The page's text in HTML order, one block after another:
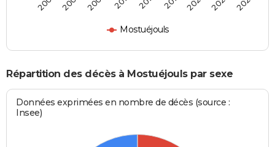
Mostuéjouls
Répartition des décès à Mostuéjouls par sexe
Données exprimées en nombre de décès (source :
Insee)